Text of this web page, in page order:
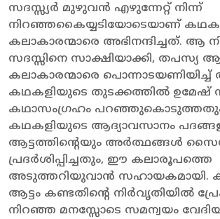
സദസ്സ്യർ മുഴുവൻ എഴുന്നേറ്റ് നിന്ന്
നിറഞ്ഞകൈയ്യടിയോടെയാണ്
കലാകാരന്മാരെ അഭിനന്ദിച്ചത്. ആ
സദസ്സിനെ സാക്ഷിയാക്കി, തപസ്യ
കലാകാരന്മാരെ പൊന്നാടയണിയിച്ച്
കഥകളിയുടെ തുടക്കത്തിൽ ഉമേഷ്
കഥാസംഗ്രഹം
കഥകളിയുടെ ആദ്യാവസാനം
ആട്ടത്തിന്റെയും അർത്ഥങ്ങൾ
പ്രദർശിപ്പിച്ചതും, ഈ കലാരൂപത്തെ
അടുത്തറിയുവാൻ സഹായകമായി.
ആട്ടം കണ്ടതിന്റെ നിർവൃതിയിൽ
നിറഞ്ഞ മനസ്സോടെ സമന്വയം